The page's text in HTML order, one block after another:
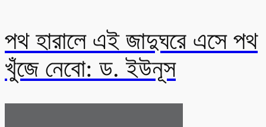
পথ হারালে এই জাদুঘরে এসে পথ
খুঁজে নেবো: ড. ইউনূস